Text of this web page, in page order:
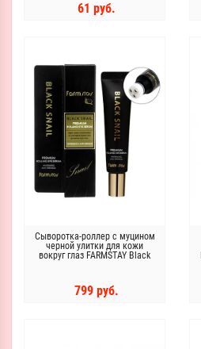
61 руб.
Сыворотка-роллер с муцином
черной улитки для кожи
вокруг глаз FARMSTAY Black
799 руб.